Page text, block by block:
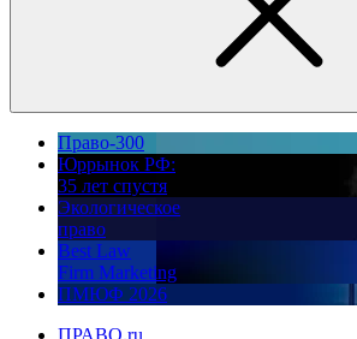
Право-300
Юррынок РФ:
35 лет спустя
Экологическое
право
Best Law
Firm Marketing
ПМЮФ 2026
ПРАВО.ru